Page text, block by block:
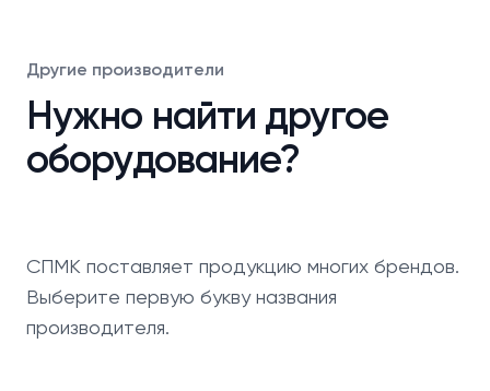
Другие производители
Нужно найти другое
оборудование?
СПМК поставляет продукцию многих брендов.
Выберите первую букву названия
производителя.